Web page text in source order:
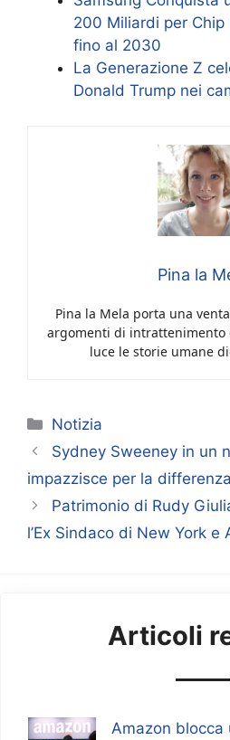
200 Miliardi per Chip
fino al 2030
La Generazione Z
Donald Trump nei
Pina la
Pina la Mela porta una
argomenti di intrattenimento
luce le storie umane
Categorie
Notizia
Sydney Sweeney in un
impazzisce per la
Patrimonio di Rudy
l’Ex Sindaco di New York e
Articoli
Amazon